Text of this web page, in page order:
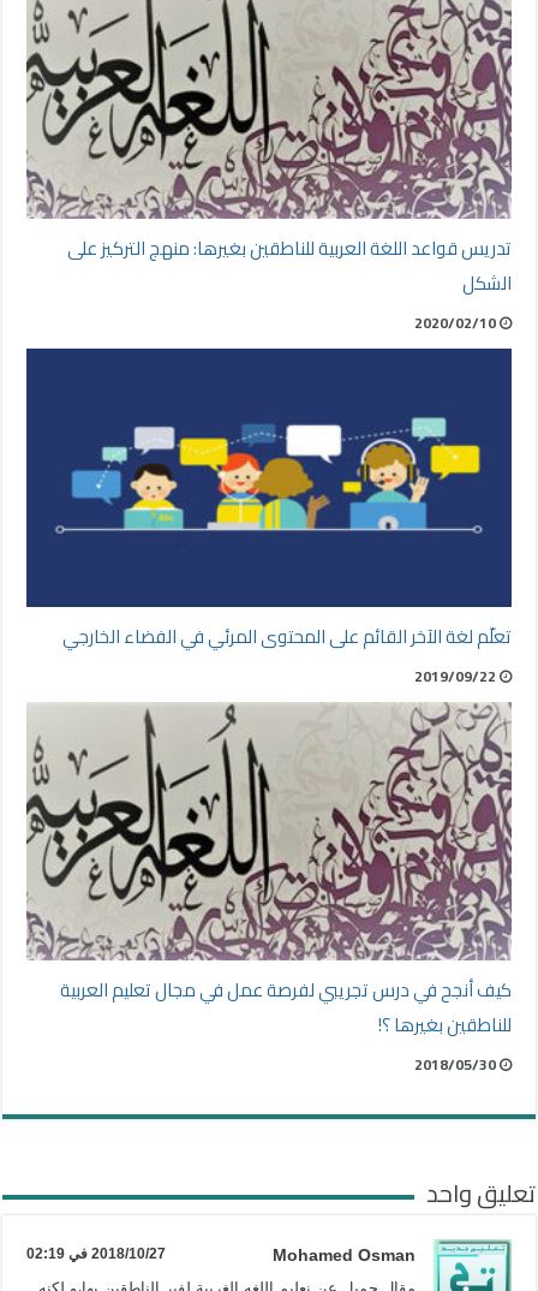
تدريس قواعد اللغة العربية للناطقين بغيرها: منهج التركيز على
الشكل
2020/02/10
تعلّم لغة الآخر القائم على المحتوى المرئي في الفضاء الخارجي
2019/09/22
كيف أنجح في درس تجريبي لفرصة عمل في مجال تعليم العربية
للناطقين بغيرها ؟!
2018/05/30
تعليق واحد
Mohamed Osman 2018/10/27 في 02:19